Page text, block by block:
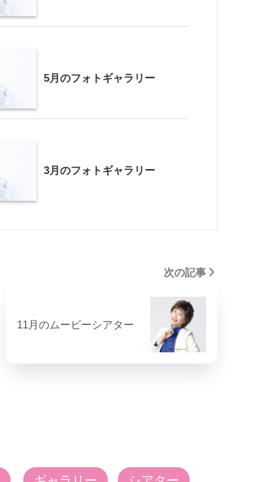
5月のフォトギャラリー
3月のフォトギャラリー
次の記事
11月のムービーシアター